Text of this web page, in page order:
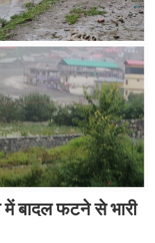
में बादल फटने से भारी